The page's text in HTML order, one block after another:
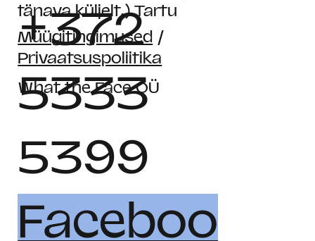
tänava küljelt,) Tartu
What the Face OÜ
Müügitingimused /
Privaatsuspoliitika
+372
5333
5399
Faceboo